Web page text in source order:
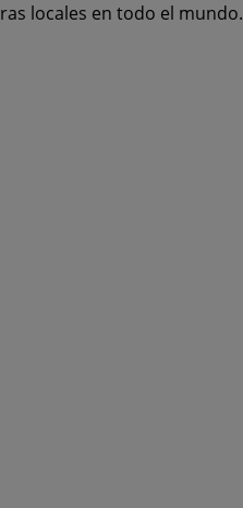
locales en todo el mundo.